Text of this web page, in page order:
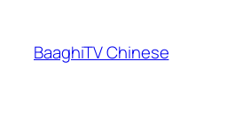
content
BaaghiTV Chinese